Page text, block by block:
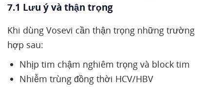
7.1 Lưu ý và thận trọng
Khi dùng Vosevi cần thận trọng những trường
hợp sau:
Nhịp tim chậm nghiêm trọng và block tim
Nhiễm trùng đồng thời HCV/HBV